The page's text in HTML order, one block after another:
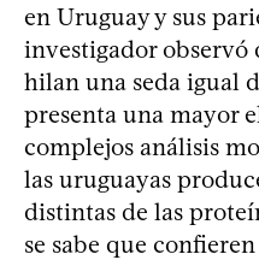
en Uruguay y sus
investigador observó
hilan una seda igual
presenta una mayor
complejos análisis
las uruguayas
distintas de las
se sabe que